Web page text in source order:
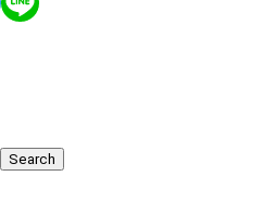
Search